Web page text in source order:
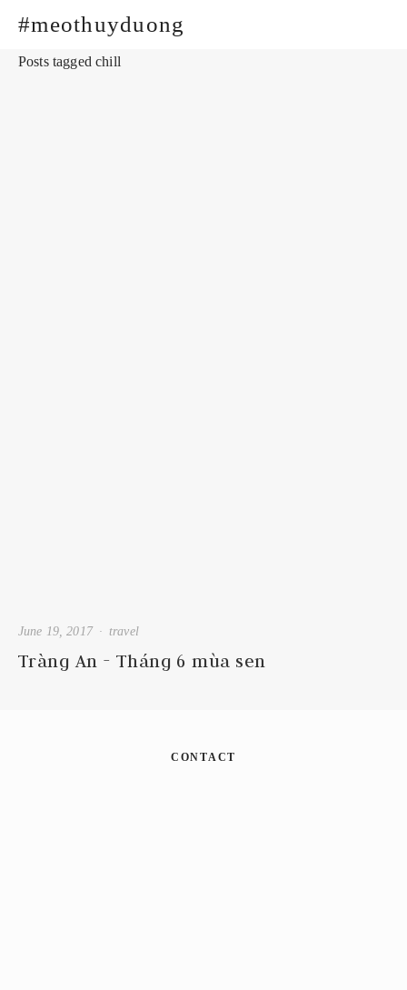
#meothuyduong
Posts tagged chill
Tràng An - Tháng 6 mùa sen
travel
June 19, 2017
CONTACT